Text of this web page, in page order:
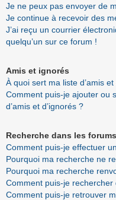
Je ne peux pas envoyer de
Je continue à recevoir des
J’ai reçu un courrier
quelqu’un sur ce forum !
Amis et ignorés
À quoi sert ma liste d’amis et
Comment puis-je ajouter ou
d’amis et d’ignorés ?
Recherche dans les forums
Comment puis-je effectuer
Pourquoi ma recherche ne
Pourquoi ma recherche
Comment puis-je rechercher
Comment puis-je retrouver